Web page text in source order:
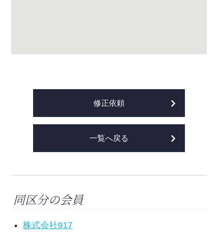
修正依頼
一覧へ戻る
同区分の会員
株式会社917